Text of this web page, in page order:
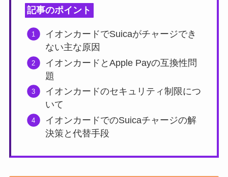
記事のポイント
イオンカードでSuicaがチャージでき
ない主な原因
イオンカードとApple Payの互換性問
題
イオンカードのセキュリティ制限につ
いて
イオンカードでのSuicaチャージの解
決策と代替手段